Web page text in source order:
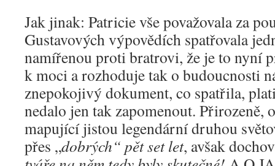
Jak jinak: Patricie vše považovala za
Gustavových výpovědích spatřovala
namířenou proti bratrovi, že je to nyní
k moci a rozhoduje tak o budoucnosti
znepokojivý dokument, co spatřila,
nedalo jen tak zapomenout. Přirozeně,
mapující jistou legendární druhou
přes „dobrých“ pět set let, avšak